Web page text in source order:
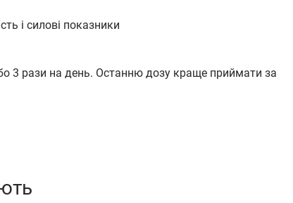
і силові показники
3 рази на день. Останню дозу краще приймати за